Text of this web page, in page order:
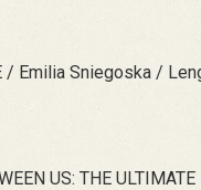
/ Emilia Sniegoska /
US: THE